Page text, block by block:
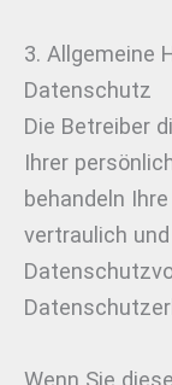
3. Allgemeine
Datenschutz
Die Betreiber
Ihrer
behandeln
vertraulich
Wenn Sie